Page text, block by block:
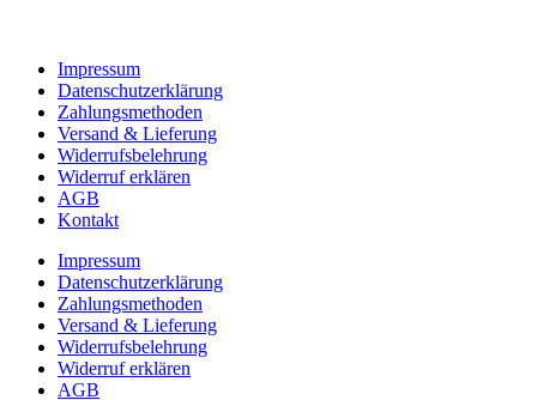
Impressum
Datenschutzerklärung
Zahlungsmethoden
Versand & Lieferung
Widerrufsbelehrung
Widerruf erklären
AGB
Kontakt
Impressum
Datenschutzerklärung
Zahlungsmethoden
Versand & Lieferung
Widerrufsbelehrung
Widerruf erklären
AGB